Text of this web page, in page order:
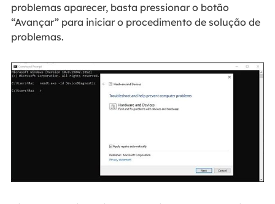
problemas aparecer, basta pressionar o botão
“Avançar” para iniciar o procedimento de solução de
problemas.